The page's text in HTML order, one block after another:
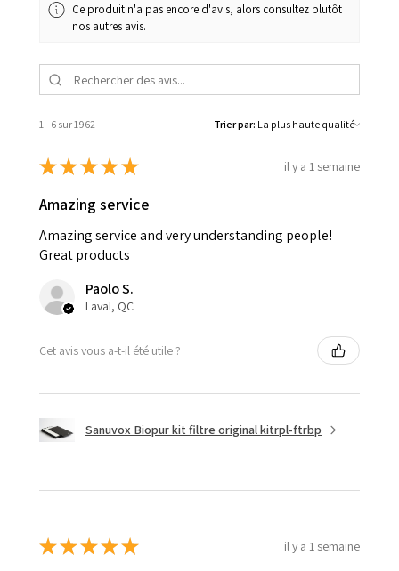
Ce produit n'a pas encore d'avis, alors consultez plutôt
nos autres avis.
1 - 6 sur 1 962 Trier par:
★★★★★ il y a 1 semaine
Amazing service
Amazing service and very understanding people!
Great products
Paolo S.
Laval, QC
Cet avis vous a-t-il été utile ?
Sanuvox Biopur kit filtre original kitrpl-ftrbp
★★★★★ il y a 1 semaine